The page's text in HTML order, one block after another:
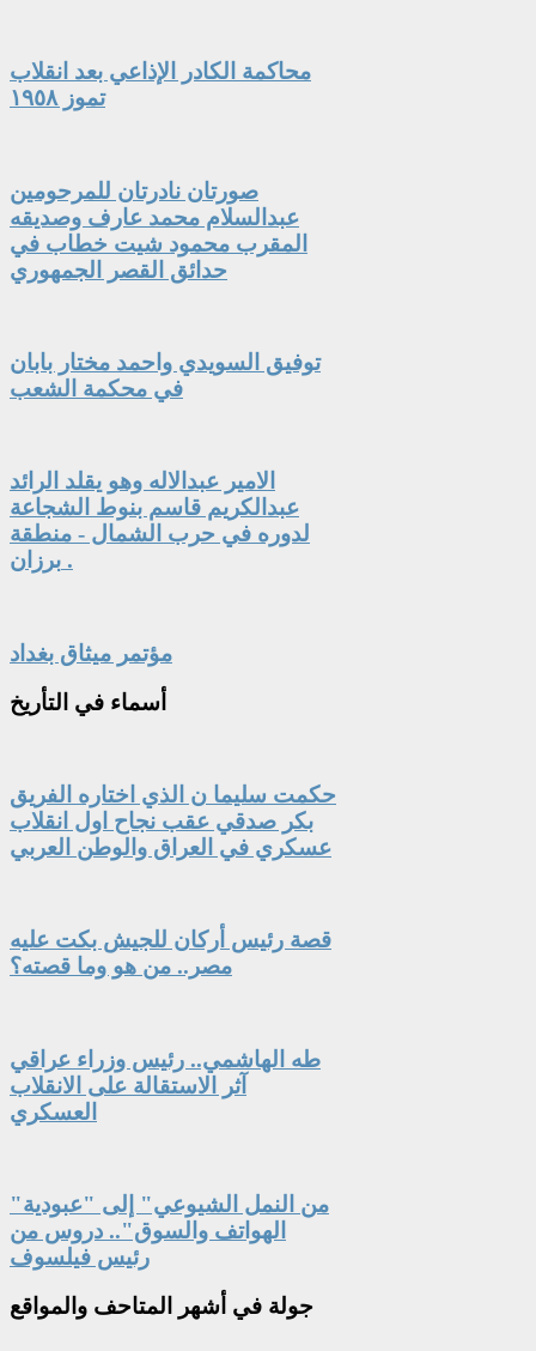
محاكمة الكادر الإذاعي بعد انقلاب
تموز ١٩٥٨
صورتان نادرتان للمرحومين
عبدالسلام محمد عارف وصديقه
المقرب محمود شيت خطاب في
حدائق القصر الجمهوري
توفيق السويدي واحمد مختار بابان
في محكمة الشعب
الامير عبدالاله وهو يقلد الرائد
عبدالكريم قاسم بنوط الشجاعة
لدوره في حرب الشمال - منطقة
برزان .
مؤتمر ميثاق بغداد
أسماء في التأريخ
حكمت سليما ن الذي اختاره الفريق
بكر صدقي عقب نجاح اول انقلاب
عسكري في العراق والوطن العربي
قصة رئيس أركان للجيش بكت عليه
مصر.. من هو وما قصته؟
طه الهاشمي.. رئيس وزراء عراقي
آثر الاستقالة على الانقلاب
العسكري
"من النمل الشيوعي" إلى "عبودية
الهواتف والسوق".. دروس من
رئيس فيلسوف
جولة في أشهر المتاحف والمواقع